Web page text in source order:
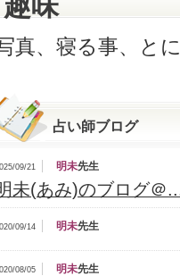
真、寝る事、と
占い師ブログ
09/21 明未先生
未(あみ)のブログ＠
09/14 明未先生
08/05 明未先生